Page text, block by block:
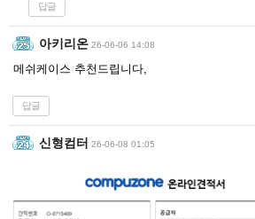
답글
아키리온 26-06-06 14:08
메쉬케이스 추천드립니다,
답글
신형컴터 26-06-08 01:05